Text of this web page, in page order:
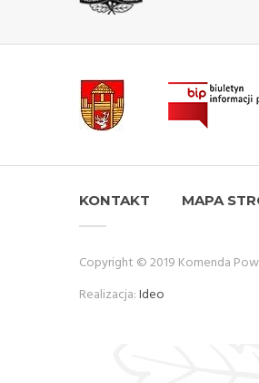
KONTAKT MAPA
Copyright © 2019 Komenda
Realizacja:Ideo